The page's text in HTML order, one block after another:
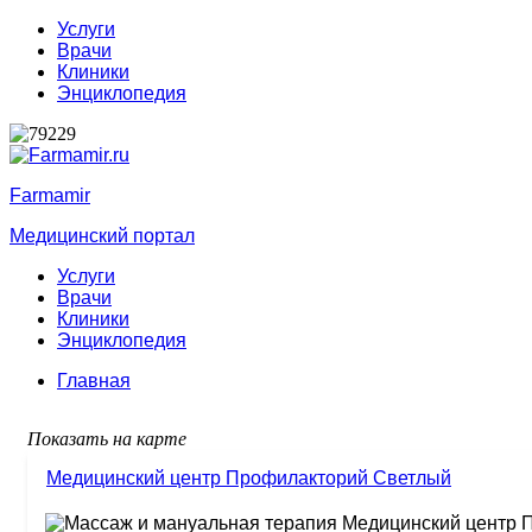
Услуги
Врачи
Клиники
Энциклопедия
Farmamir
Медицинский портал
Услуги
Врачи
Клиники
Энциклопедия
Главная
Показать на карте
Медицинский центр Профилакторий Светлый